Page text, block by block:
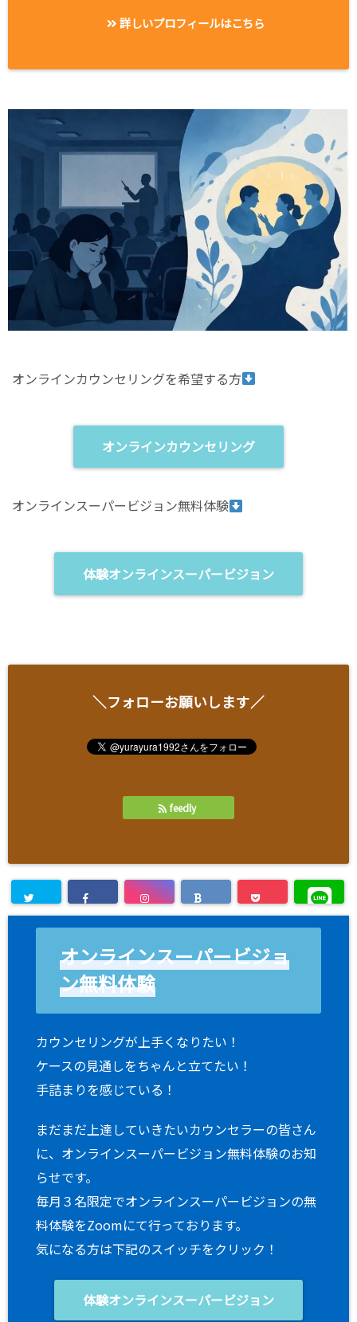
詳しいプロフィールはこちら
オンラインカウンセリングを希望する方
オンラインカウンセリング
オンラインスーパービジョン無料体験
体験オンラインスーパービジョン
＼フォローお願いします／
feedly
オンラインスーパービジョ
ン無料体験
カウンセリングが上手くなりたい！
ケースの見通しをちゃんと立てたい！
手詰まりを感じている！
まだまだ上達していきたいカウンセラーの皆さん
に、オンラインスーパービジョン無料体験のお知
らせです。
毎月３名限定でオンラインスーパービジョンの無
料体験をZoomにて行っております。
気になる方は下記のスイッチをクリック！
体験オンラインスーパービジョン